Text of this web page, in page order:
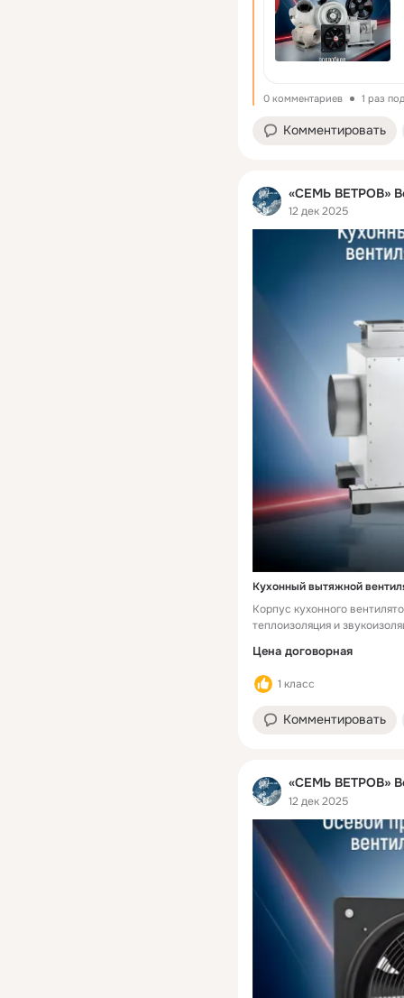
0 комментариев 1 раз
Комментировать
«СЕМЬ ВЕТРОВ»
12 дек 2025
Кухонный вытяжной
Корпус кухонного
теплоизоляция и
Обеспечивает пере-дачу
Равномерный поток
характеристикам
крышка для легкого
Цена договорная
1 класс
Комментировать
«СЕМЬ ВЕТРОВ»
12 дек 2025